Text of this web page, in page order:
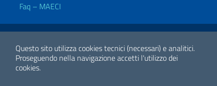
Questo sito utilizza cookies tecnici (necessari) e analitici.
Proseguendo nella navigazione accetti l'utilizzo dei
cookies.
Faq – MAECI
Link Utili